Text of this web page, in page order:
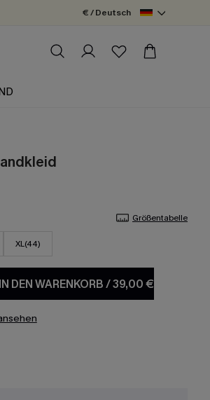
€ / Deutsch
Größentabelle
XL(44)
IN DEN WARENKORB/39,00 €